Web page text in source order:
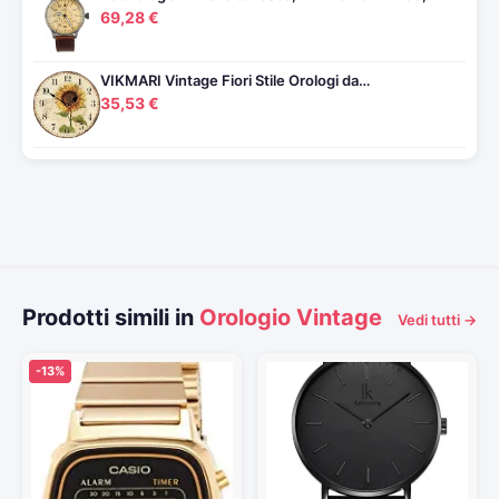
69,28 €
VIKMARI Vintage Fiori Stile Orologi da…
35,53 €
Prodotti simili in Orologio Vintage Vedi tutti →
-13%